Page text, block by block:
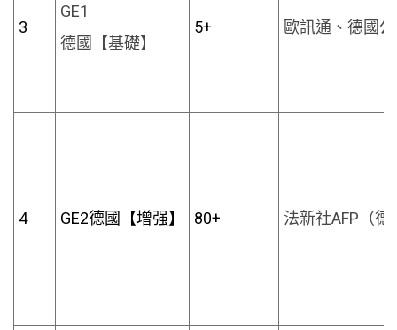
3
GE1
德國【基礎】
5+ 歐訊通、德國
4 GE2德國【增强】 80+ 法新社AFP（